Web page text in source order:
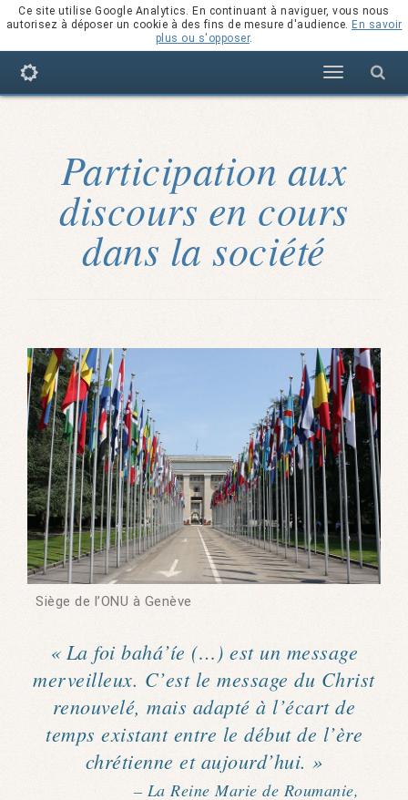
Ce site utilise Google Analytics. En continuant à naviguer, vous nous
autorisez à déposer un cookie à des fins de mesure d'audience. En savoir
plus ou s'opposer.
Navigation
Participation aux
discours en cours
dans la société
Siège de l’ONU à Genève
« La foi bahá’íe (…) est un message
merveilleux. C’est le message du Christ
renouvelé, mais adapté à l’écart de
temps existant entre le début de l’ère
chrétienne et aujourd’hui. »
– La Reine Marie de Roumanie,